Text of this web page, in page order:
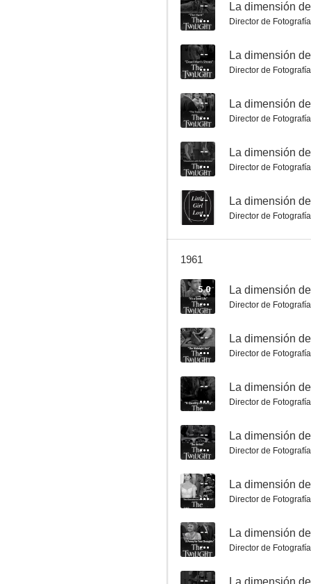
La dimensión desconocida: El jueves volvemos a casa
La dimensión desconocida: La tumba a treinta brazas
La dimensión desconocida: La caballería fantasma
--
Director de Fotografía
--
Director de Fotografía
--
Director de Fotografía
--
Director de Fotografía
-- La dimensión
Director de Fotografía
1961
5.0
Director de Fotografía
--
Director de Fotografía
--
Director de Fotografía
--
Director de Fotografía
--
Director de Fotografía
--
Director de Fotografía
--